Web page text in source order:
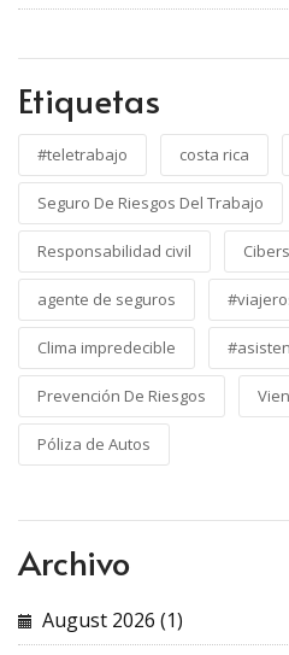
Etiquetas
#teletrabajo costa rica
Seguro De Riesgos Del Trabajo
Responsabilidad civil
agente de seguros
Clima impredecible
Prevención De Riesgos
Póliza de Autos
Archivo
August 2026 (1)